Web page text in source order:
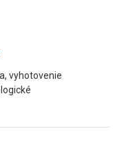
vyhotovenie